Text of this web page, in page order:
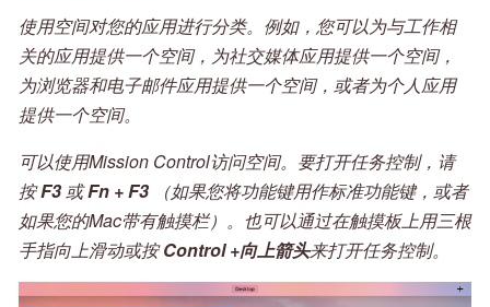
使用空间对您的应用进行分类。例如，您可以为与工作相
关的应用提供一个空间，为社交媒体应用提供一个空间，
为浏览器和电子邮件应用提供一个空间，或者为个人应用
提供一个空间。
可以使用Mission Control访问空间。要打开任务控制，请
按F3或Fn + F3
（如果您将功能键用作标准功能键，或者
如果您的Mac带有触摸栏）。也可以通过在触摸板上用三根
手指向上滑动或按Control +向上箭头来打开任务控制。